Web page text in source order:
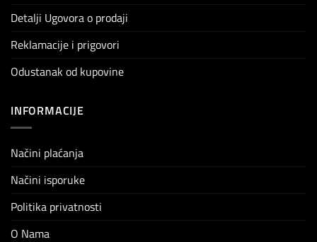
Detalji Ugovora o prodaji
Reklamacije i prigovori
Odustanak od kupovine
INFORMACIJE
Načini plaćanja
Načini isporuke
Politika privatnosti
O Nama